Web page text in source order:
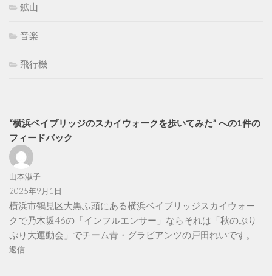
鉱山
音楽
飛行機
“横浜ベイブリッジのスカイウォークを歩いてみた” への1件の
フィードバック
山本淑子
2025年9月1日
横浜市鶴見区大黒ふ頭にある横浜ベイブリッジスカイウォー
クで乃木坂46の「インフルエンサー」ならそれは「秋のぷり
ぷり大運動会」でチーム青・グラビアンツの戸田れいです。
返信